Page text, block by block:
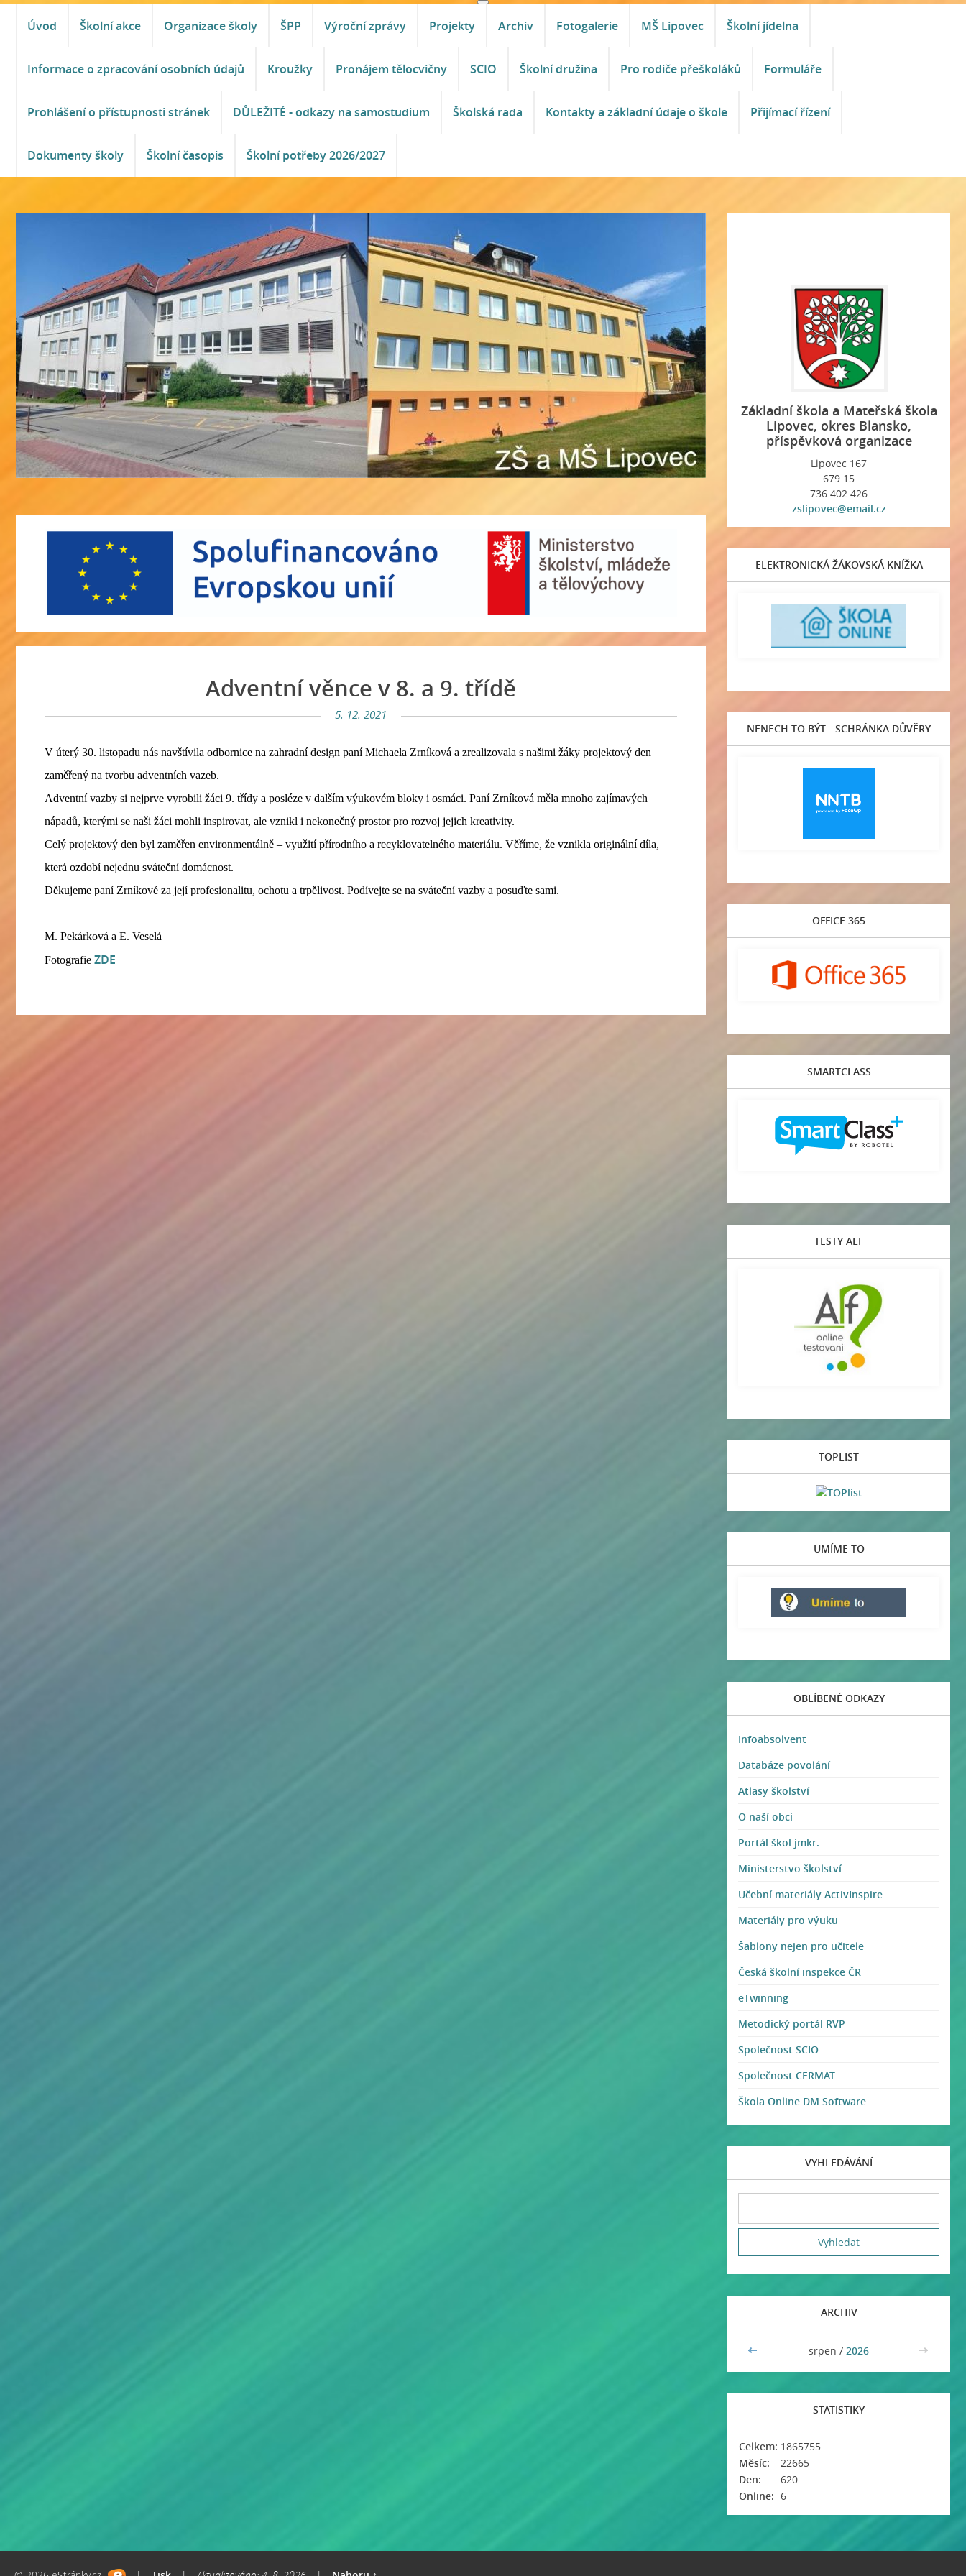
Úvod Školní akce Organizace školy ŠPP Výroční zprávy Projekty Archiv Fotogalerie MŠ Lipovec Školní jídelna
Informace o zpracování osobních údajů Kroužky Pronájem tělocvičny SCIO Školní družina Pro rodiče přeškoláků Formuláře
Prohlášení o přístupnosti stránek DŮLEŽITÉ - odkazy na samostudium Školská rada Kontakty a základní údaje o škole Přijímací řízení
Dokumenty školy Školní časopis Školní potřeby 2026/2027
Adventní věnce v 8. a 9. třídě
5. 12. 2021
V úterý 30. listopadu nás navštívila odbornice na zahradní design paní Michaela Zrníková a zrealizovala s našimi žáky projektový den
zaměřený na tvorbu adventních vazeb.
Adventní vazby si nejprve vyrobili žáci 9. třídy a posléze v dalším výukovém bloky i osmáci. Paní Zrníková měla mnoho zajímavých
nápadů, kterými se naši žáci mohli inspirovat, ale vznikl i nekonečný prostor pro rozvoj jejich kreativity.
Celý projektový den byl zaměřen environmentálně – využití přírodního a recyklovatelného materiálu. Věříme, že vznikla originální díla,
která ozdobí nejednu sváteční domácnost.
Děkujeme paní Zrníkové za její profesionalitu, ochotu a trpělivost. Podívejte se na sváteční vazby a posuďte sami.
M. Pekárková a E. Veselá
Fotografie ZDE
Základní škola a Mateřská škola
Lipovec, okres Blansko,
příspěvková organizace
Lipovec 167
679 15
736 402 426
zslipovec@email.cz
ELEKTRONICKÁ ŽÁKOVSKÁ KNÍŽKA
NENECH TO BÝT - SCHRÁNKA DŮVĚRY
OFFICE 365
SMARTCLASS
TESTY ALF
TOPLIST
UMÍME TO
OBLÍBENÉ ODKAZY
Infoabsolvent
Databáze povolání
Atlasy školství
O naší obci
Portál škol jmkr.
Ministerstvo školství
Učební materiály ActivInspire
Materiály pro výuku
Šablony nejen pro učitele
Česká školní inspekce ČR
eTwinning
Metodický portál RVP
Společnost SCIO
Společnost CERMAT
Škola Online DM Software
VYHLEDÁVÁNÍ
ARCHIV
<< srpen / 2026 >>
STATISTIKY
Online: 6
Celkem: 1865755
Měsíc:
22665
Den:
620